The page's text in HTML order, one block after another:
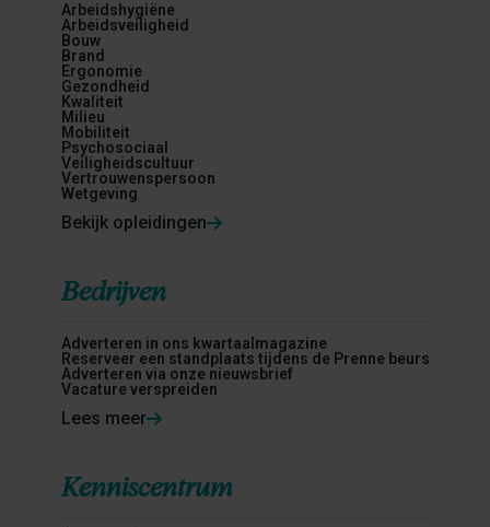
Arbeidshygiëne
Arbeidsveiligheid
Bouw
Brand
Ergonomie
Gezondheid
Kwaliteit
Milieu
Mobiliteit
Psychosociaal
Veiligheidscultuur
Vertrouwenspersoon
Wetgeving
Bekijk opleidingen
Bedrijven
Adverteren in ons kwartaalmagazine
Reserveer een standplaats tijdens de Prenne beurs
Adverteren via onze nieuwsbrief
Vacature verspreiden
Lees meer
Kenniscentrum